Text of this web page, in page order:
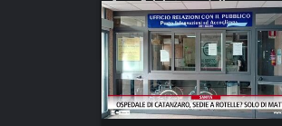
Ama Calabria, cartellone e
turismo culturale
28 giugno 2024